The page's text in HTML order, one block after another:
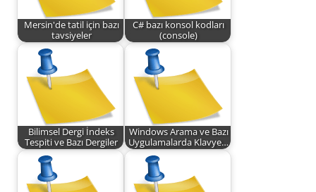
Mersin'de tatil için bazı
tavsiyeler
C# bazı konsol kodları
(console)
Bilimsel Dergi İndeks
Tespiti ve Bazı Dergiler
Windows Arama ve Bazı
Uygulamalarda Klavye…